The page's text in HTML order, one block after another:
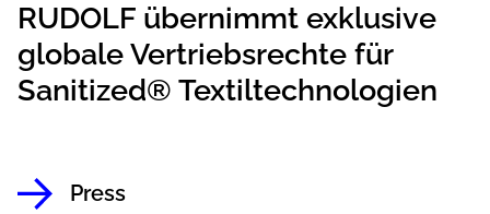
RUDOLF übernimmt exklusive
globale Vertriebsrechte für
Sanitized® Textiltechnologien
Press